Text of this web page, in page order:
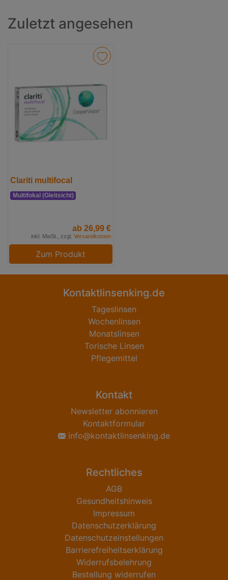
Zuletzt angesehen
Clariti multifocal
Multifokal (Gleitsicht)
ab 26,99 €
inkl. MwSt., zzgl. Versandkosten
Zum Produkt
Kontaktlinsenking.de
Tageslinsen
Wochenlinsen
Monatslinsen
Torische Linsen
Pflegemittel
Kontakt
Newsletter abonnieren
Kontaktformular
info@kontaktlinsenking.de
Rechtliches
AGB
Gesundheitshinweis
Impressum
Datenschutzerklärung
Datenschutzeinstellungen
Barrierefreiheitserklärung
Widerrufsbelehrung
Bestellung widerrufen